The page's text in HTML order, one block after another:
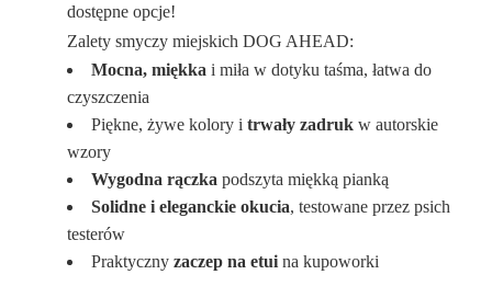
dostępne opcje!
Zalety smyczy miejskich DOG AHEAD:
Mocna, miękka i miła w dotyku taśma, łatwa do
czyszczenia
Piękne, żywe kolory itrwały zadruk w autorskie
wzory
Wygodna rączka podszyta miękką pianką
Solidne i eleganckie okucia, testowane przez psich
testerów
Praktyczny zaczep na etui na kupoworki